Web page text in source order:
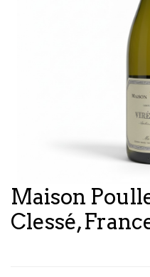
Maison
Clessé,